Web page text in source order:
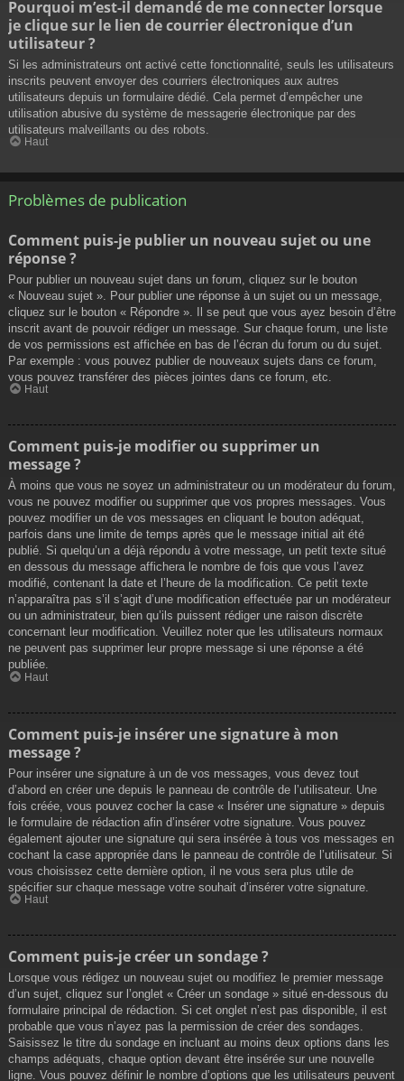
Pourquoi m’est-il demandé de me connecter lorsque
je clique sur le lien de courrier électronique d’un
utilisateur ?
Si les administrateurs ont activé cette fonctionnalité, seuls les utilisateurs
inscrits peuvent envoyer des courriers électroniques aux autres
utilisateurs depuis un formulaire dédié. Cela permet d’empêcher une
utilisation abusive du système de messagerie électronique par des
utilisateurs malveillants ou des robots.
Haut
Problèmes de publication
Comment puis-je publier un nouveau sujet ou une
réponse ?
Pour publier un nouveau sujet dans un forum, cliquez sur le bouton
« Nouveau sujet ». Pour publier une réponse à un sujet ou un message,
cliquez sur le bouton « Répondre ». Il se peut que vous ayez besoin d’être
inscrit avant de pouvoir rédiger un message. Sur chaque forum, une liste
de vos permissions est affichée en bas de l’écran du forum ou du sujet.
Par exemple : vous pouvez publier de nouveaux sujets dans ce forum,
vous pouvez transférer des pièces jointes dans ce forum, etc.
Haut
Comment puis-je modifier ou supprimer un
message ?
À moins que vous ne soyez un administrateur ou un modérateur du forum,
vous ne pouvez modifier ou supprimer que vos propres messages. Vous
pouvez modifier un de vos messages en cliquant le bouton adéquat,
parfois dans une limite de temps après que le message initial ait été
publié. Si quelqu’un a déjà répondu à votre message, un petit texte situé
en dessous du message affichera le nombre de fois que vous l’avez
modifié, contenant la date et l’heure de la modification. Ce petit texte
n’apparaîtra pas s’il s’agit d’une modification effectuée par un modérateur
ou un administrateur, bien qu’ils puissent rédiger une raison discrète
concernant leur modification. Veuillez noter que les utilisateurs normaux
ne peuvent pas supprimer leur propre message si une réponse a été
publiée.
Haut
Comment puis-je insérer une signature à mon
message ?
Pour insérer une signature à un de vos messages, vous devez tout
d’abord en créer une depuis le panneau de contrôle de l’utilisateur. Une
fois créée, vous pouvez cocher la case « Insérer une signature » depuis
le formulaire de rédaction afin d’insérer votre signature. Vous pouvez
également ajouter une signature qui sera insérée à tous vos messages en
cochant la case appropriée dans le panneau de contrôle de l’utilisateur. Si
vous choisissez cette dernière option, il ne vous sera plus utile de
spécifier sur chaque message votre souhait d’insérer votre signature.
Haut
Comment puis-je créer un sondage ?
Lorsque vous rédigez un nouveau sujet ou modifiez le premier message
d’un sujet, cliquez sur l’onglet « Créer un sondage » situé en-dessous du
formulaire principal de rédaction. Si cet onglet n’est pas disponible, il est
probable que vous n’ayez pas la permission de créer des sondages.
Saisissez le titre du sondage en incluant au moins deux options dans les
champs adéquats, chaque option devant être insérée sur une nouvelle
ligne. Vous pouvez définir le nombre d’options que les utilisateurs peuvent